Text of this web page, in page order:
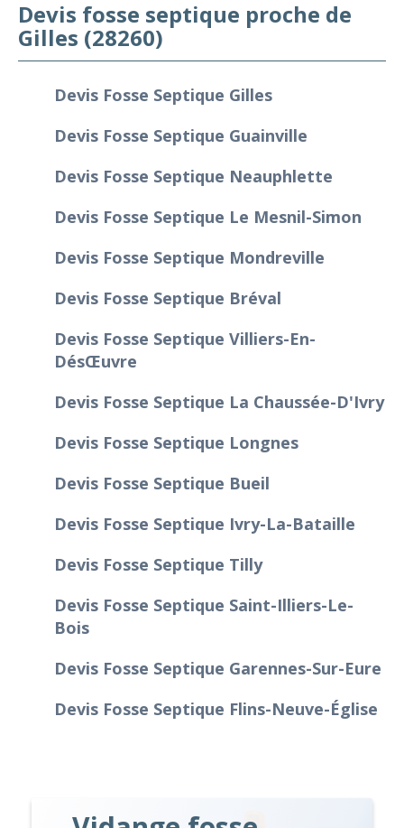
Devis fosse septique proche de
Gilles (28260)
Devis Fosse Septique Gilles
Devis Fosse Septique Guainville
Devis Fosse Septique Neauphlette
Devis Fosse Septique Le Mesnil-Simon
Devis Fosse Septique Mondreville
Devis Fosse Septique Bréval
Devis Fosse Septique Villiers-En-
Désœuvre
Devis Fosse Septique La Chaussée-D'Ivry
Devis Fosse Septique Longnes
Devis Fosse Septique Bueil
Devis Fosse Septique Ivry-La-Bataille
Devis Fosse Septique Tilly
Devis Fosse Septique Saint-Illiers-Le-
Bois
Devis Fosse Septique Garennes-Sur-Eure
Devis Fosse Septique Flins-Neuve-Église